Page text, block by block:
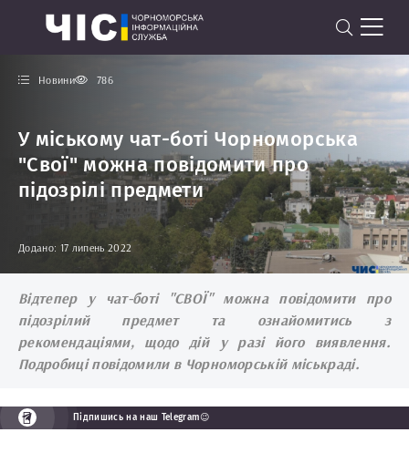
Новини 786
У міському чат-боті Чорноморська
"Свої" можна повідомити про
підозрілі предмети
Додано: 17 липень 2022
Відтепер у чат-боті "СВОЇ" можна повідомити про
підозрілий предмет та ознайомитись з
рекомендаціями, щодо дій у разі його виявлення.
Подробиці повідомили в Чорноморській міськраді.
Підпишись на наш Telegram😉